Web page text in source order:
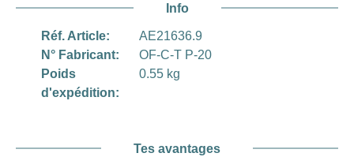
Info
Réf. Article:
AE21636.9
N° Fabricant:
OF-C-T P-20
Poids
d'expédition:
0.55 kg
Tes avantages